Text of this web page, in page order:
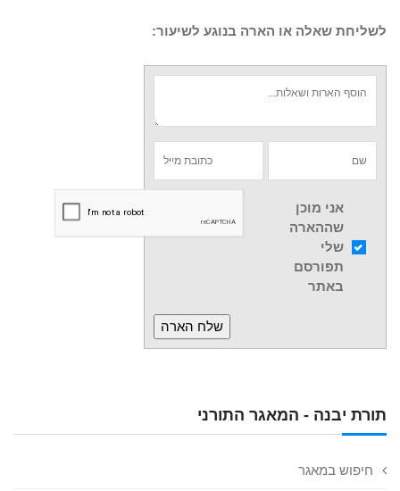
תורת יבנה - המאגר התורני
חיפוש במאגר
לשליחת שאלה או הארה בנוגע לשיעור:
אני מוכן
שההארה
שלי
תפורסם
באתר